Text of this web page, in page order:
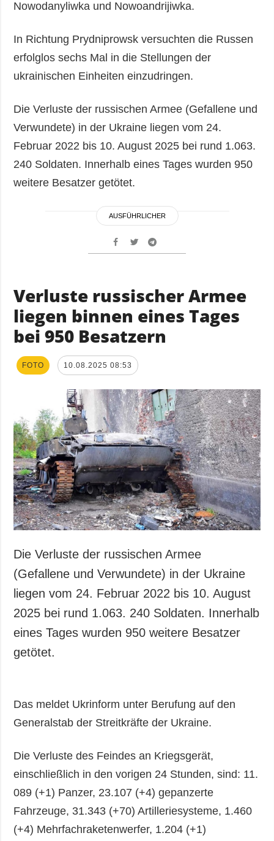
Nowodanyliwka und Nowoandrijiwka.
In Richtung Prydniprowsk versuchten die Russen
erfolglos sechs Mal in die Stellungen der
ukrainischen Einheiten einzudringen.
Die Verluste der russischen Armee (Gefallene und
Verwundete) in der Ukraine liegen vom 24.
Februar 2022 bis 10. August 2025 bei rund 1.063.
240 Soldaten. Innerhalb eines Tages wurden 950
weitere Besatzer getötet.
AUSFÜHRLICHER
Verluste russischer Armee
liegen binnen eines Tages
bei 950 Besatzern
FOTO 10.08.2025 08:53
Die Verluste der russischen Armee
(Gefallene und Verwundete) in der Ukraine
liegen vom 24. Februar 2022 bis 10. August
2025 bei rund 1.063. 240 Soldaten. Innerhalb
eines Tages wurden 950 weitere Besatzer
getötet.
Das meldet Ukrinform unter Berufung auf den
Generalstab der Streitkräfte der Ukraine.
Die Verluste des Feindes an Kriegsgerät,
einschließlich in den vorigen 24 Stunden, sind: 11.
089 (+1) Panzer, 23.107 (+4) gepanzerte
Fahrzeuge, 31.343 (+70) Artilleriesysteme, 1.460
(+4) Mehrfachraketenwerfer, 1.204 (+1)